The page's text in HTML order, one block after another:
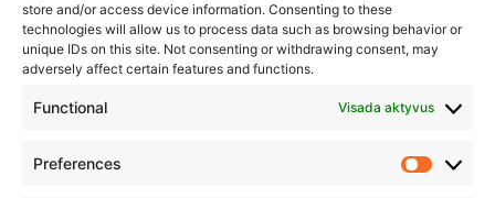
store and/or access device information. Consenting to these
technologies will allow us to process data such as browsing behavior or
unique IDs on this site. Not consenting or withdrawing consent, may
adversely affect certain features and functions.
Functional Visada aktyvus
Preferences
Akreditacijos forma